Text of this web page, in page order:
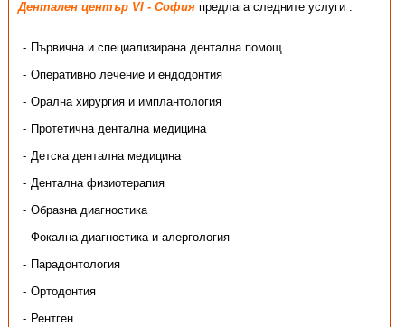
Дентален център VI - София предлага следните услуги :
Първична и специализирана дентална помощ
Оперативно лечение и ендодонтия
Орална хирургия и имплантология
Протетична дентална медицина
Детска дентална медицина
Дентална физиотерапия
Образна диагностика
Фокална диагностика и алергология
Парадонтология
Ортодонтия
Рентген